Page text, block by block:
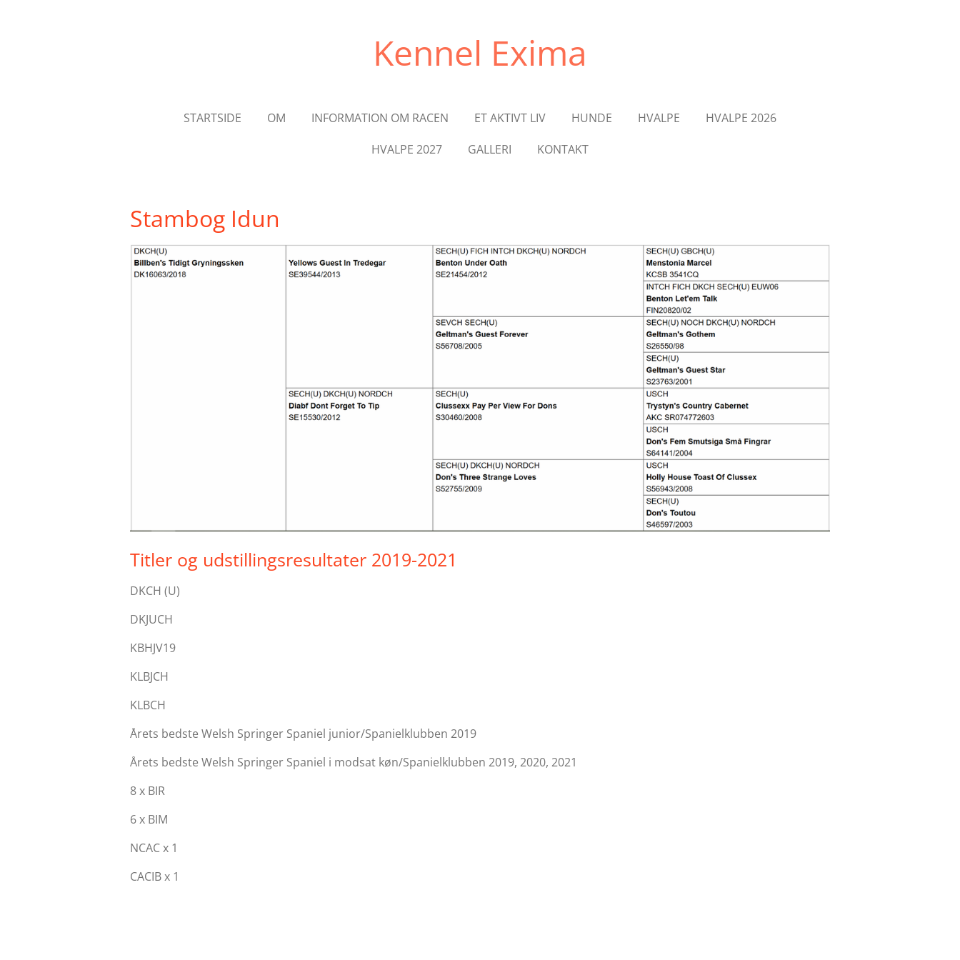
Kennel Exima
STARTSIDE OM INFORMATION OM RACEN ET AKTIVT LIV HUNDE HVALPE
HVALPE 2026
HVALPE 2027
GALLERI KONTAKT
Stambog Idun
Titler og udstillingsresultater 2019-2021
DKCH (U)
DKJUCH
KBHJV19
KLBJCH
KLBCH
Årets bedste Welsh Springer Spaniel junior/Spanielklubben 2019
Årets bedste Welsh Springer Spaniel i modsat køn/Spanielklubben 2019, 2020, 2021
8 x BIR
6 x BIM
NCAC x 1
CACIB x 1